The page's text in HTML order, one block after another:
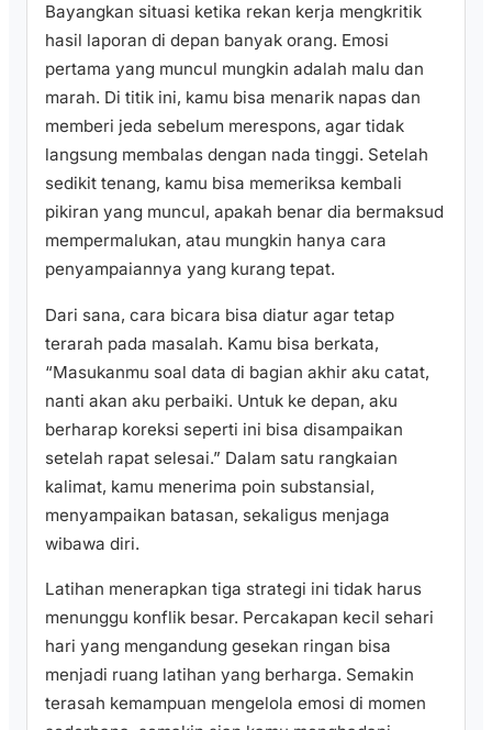
Bayangkan situasi ketika rekan kerja mengkritik
hasil laporan di depan banyak orang. Emosi
pertama yang muncul mungkin adalah malu dan
marah. Di titik ini, kamu bisa menarik napas dan
memberi jeda sebelum merespons, agar tidak
langsung membalas dengan nada tinggi. Setelah
sedikit tenang, kamu bisa memeriksa kembali
pikiran yang muncul, apakah benar dia bermaksud
mempermalukan, atau mungkin hanya cara
penyampaiannya yang kurang tepat.
Dari sana, cara bicara bisa diatur agar tetap
terarah pada masalah. Kamu bisa berkata,
“Masukanmu soal data di bagian akhir aku catat,
nanti akan aku perbaiki. Untuk ke depan, aku
berharap koreksi seperti ini bisa disampaikan
setelah rapat selesai.” Dalam satu rangkaian
kalimat, kamu menerima poin substansial,
menyampaikan batasan, sekaligus menjaga
wibawa diri.
Latihan menerapkan tiga strategi ini tidak harus
menunggu konflik besar. Percakapan kecil sehari
hari yang mengandung gesekan ringan bisa
menjadi ruang latihan yang berharga. Semakin
terasah kemampuan mengelola emosi di momen